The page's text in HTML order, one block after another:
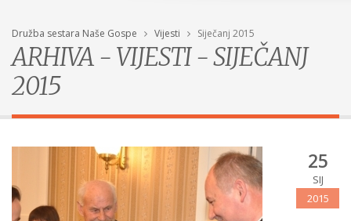
Družba sestara Naše Gospe Vijesti Siječanj 2015
ARHIVA - VIJESTI - SIJEČANJ
2015
25
SIJ
2015